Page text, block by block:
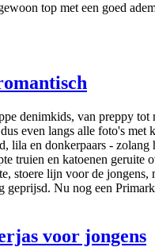
top met een goed
denimkids, van preppy
even langs alle foto's met
lila en donkerpaars -
truien en katoenen
stoere lijn voor de
geprijsd. Nu nog een
voor jongens